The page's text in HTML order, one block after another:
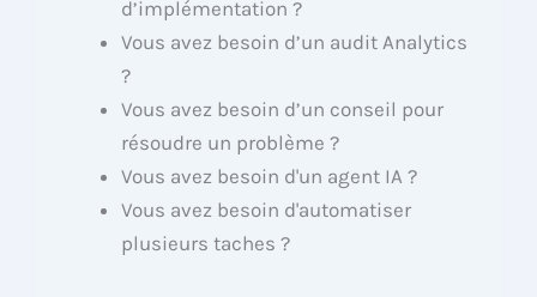
d’implémentation ?
Vous avez besoin d’un audit Analytics
?
Vous avez besoin d’un conseil pour
résoudre un problème ?
Vous avez besoin d'un agent IA ?
Vous avez besoin d'automatiser
plusieurs taches ?